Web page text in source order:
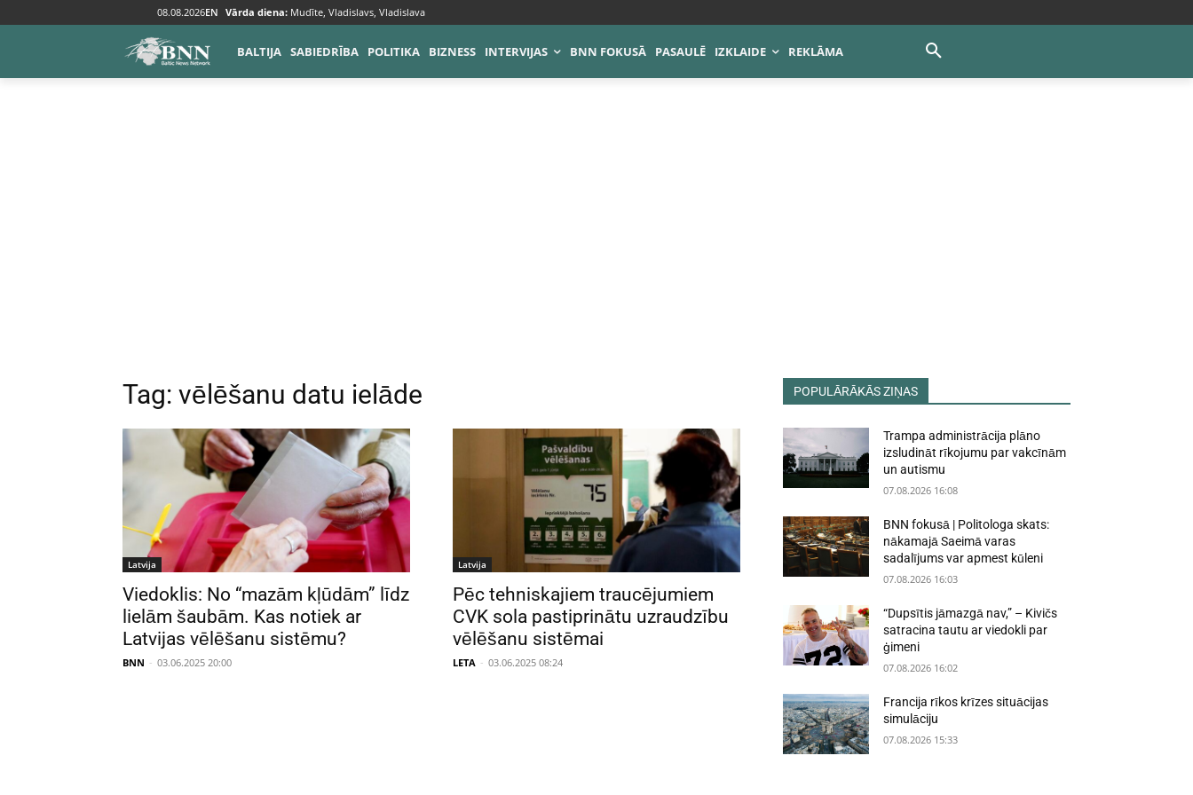
08.08.2026EN Vārda diena: Mudīte, Vladislavs, Vladislava
BALTIJA SABIEDRĪBA POLITIKA BIZNESS INTERVIJAS BNN FOKUSĀ PASAULĒ IZKLAIDE REKLĀMA
Tags Vēlēšanu datu ielāde
Tag: vēlēšanu datu ielāde
Latvija
Viedoklis: No “mazām kļūdām” līdz
lielām šaubām. Kas notiek ar
Latvijas vēlēšanu sistēmu?
BNN - 03.06.2025 20:00
Latvija
Pēc tehniskajiem traucējumiem
CVK sola pastiprinātu uzraudzību
vēlēšanu sistēmai
LETA - 03.06.2025 08:24
POPULĀRĀKĀS ZIŅAS
Trampa administrācija plāno
izsludināt rīkojumu par vakcīnām
un autismu
07.08.2026 16:08
BNN fokusā | Politologa skats:
nākamajā Saeimā varas
sadalījums var apmest kūleni
07.08.2026 16:03
“Dupsītis jāmazgā nav,” – Kivičs
satracina tautu ar viedokli par
ģimeni
07.08.2026 16:02
Francija rīkos krīzes situācijas
simulāciju
07.08.2026 15:33